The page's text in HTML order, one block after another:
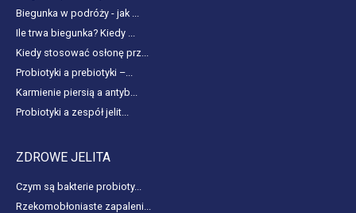
Biegunka w podróży - jak ...
Ile trwa biegunka? Kiedy ...
Kiedy stosować osłonę prz...
Probiotyki a prebiotyki –...
Karmienie piersią a antyb...
Probiotyki a zespół jelit...
ZDROWE JELITA
Czym są bakterie probioty...
Rzekomobłoniaste zapaleni...